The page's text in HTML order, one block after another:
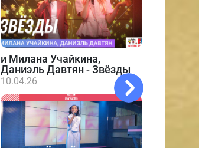
и Милана Учайкина,
Даниэль Давтян - Звёзды
10.04.26